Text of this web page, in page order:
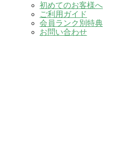
初めてのお客様へ
ご利用ガイド
会員ランク別特典
お問い合わせ